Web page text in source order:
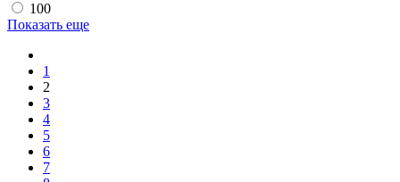
100
Показать еще
1
2
3
4
5
6
7